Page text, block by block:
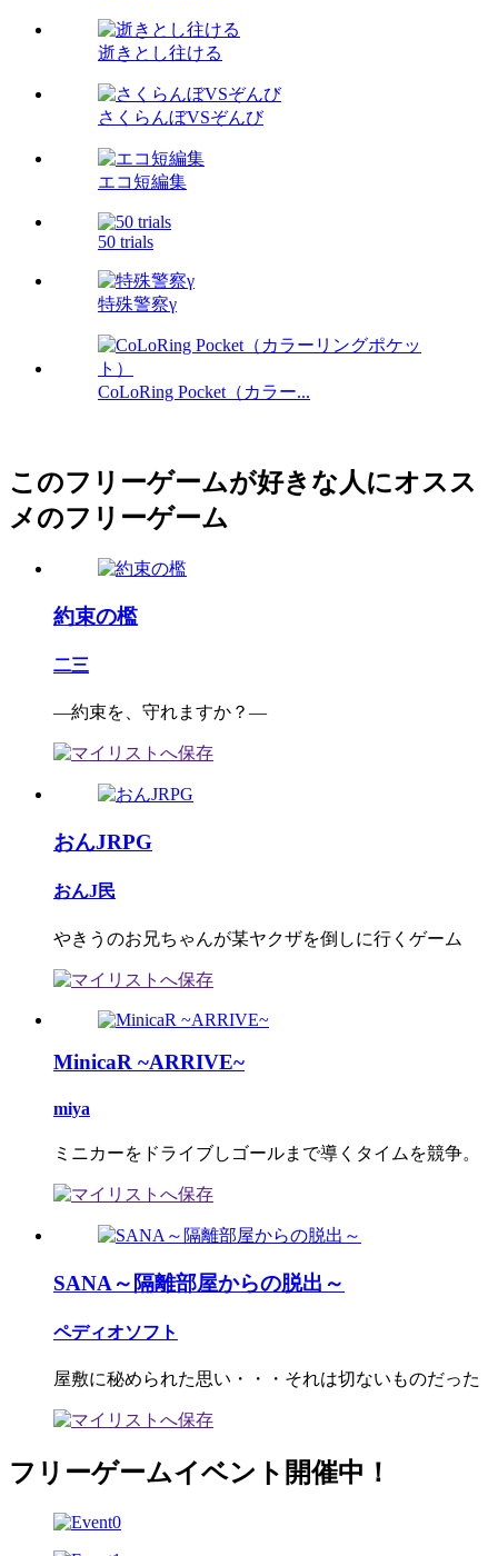
逝きとし往ける
さくらんぼVSぞんび
エコ短編集
50 trials
特殊警察γ
CoLoRing Pocket（カラー...
このフリーゲームが好きな人にオスス
メのフリーゲーム
約束の檻
二三
―約束を、守れますか？―
おんJRPG
おんJ民
やきうのお兄ちゃんが某ヤクザを倒しに行くゲーム
MinicaR ~ARRIVE~
miya
ミニカーをドライブしゴールまで導くタイムを競争。
SANA～隔離部屋からの脱出～
ペディオソフト
屋敷に秘められた思い・・・それは切ないものだった
フリーゲームイベント開催中！